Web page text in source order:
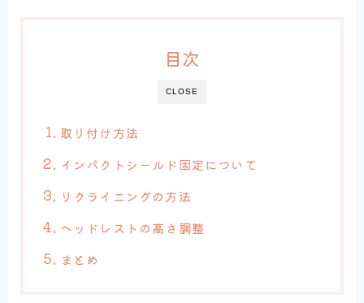
CLOSE
目次
取り付け方法
インパクトシールド固定について
リクライニングの方法
ヘッドレストの高さ調整
まとめ